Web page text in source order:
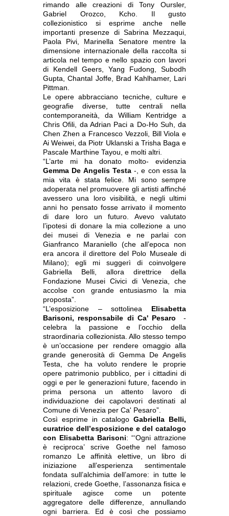
rimando alle creazioni di Tony Oursler,
Gabriel Orozco, Kcho. Il gusto
collezionistico si esprime anche nelle
importanti presenze di Sabrina Mezzaqui,
Paola Pivi, Marinella Senatore mentre la
dimensione internazionale della raccolta si
articola nel tempo e nello spazio con lavori
di Kendell Geers, Yang Fudong, Subodh
Gupta, Chantal Joffe, Brad Kahlhamer, Lari
Pittman.
Le opere abbracciano tecniche, culture e
geografie diverse, tutte centrali nella
contemporaneità, da William Kentridge a
Chris Ofili, da Adrian Paci a Do-Ho Suh, da
Chen Zhen a Francesco Vezzoli, Bill Viola e
Ai Weiwei, da Piotr Uklanski a Trisha Baga e
Pascale Marthine Tayou, e molti altri.
“L’arte mi ha donato molto- evidenzia
Gemma De Angelis Testa-, e con essa la
mia vita è stata felice. Mi sono sempre
adoperata nel promuovere gli artisti affinché
avessero una loro visibilità, e negli ultimi
anni ho pensato fosse arrivato il momento
di dare loro un futuro. Avevo valutato
l’ipotesi di donare la mia collezione a uno
dei musei di Venezia e ne parlai con
Gianfranco Maraniello (che all’epoca non
era ancora il direttore del Polo Museale di
Milano); egli mi suggerì di coinvolgere
Gabriella Belli, allora direttrice della
Fondazione Musei Civici di Venezia, che
accolse con grande entusiasmo la mia
proposta”.
“L’esposizione – sottolinea Elisabetta
Barisoni, responsabile di Ca' Pesaro
-
celebra la passione e l’occhio della
straordinaria collezionista. Allo stesso tempo
è un’occasione per rendere omaggio alla
grande generosità di Gemma De Angelis
Testa, che ha voluto rendere le proprie
opere patrimonio pubblico, per i cittadini di
oggi e per le generazioni future, facendo in
prima persona un attento lavoro di
individuazione dei capolavori destinati al
Comune di Venezia per Ca' Pesaro”.
Così esprime in catalogo Gabriella Belli,
curatrice dell’esposizione e del catalogo
con Elisabetta Barisoni: “‘Ogni attrazione
è reciproca’ scrive Goethe nel famoso
romanzo Le affinità elettive, un libro di
iniziazione all’esperienza sentimentale
fondata sull’alchimia dell’amore: in tutte le
relazioni, crede Goethe, l’assonanza fisica e
spirituale agisce come un potente
aggregatore delle differenze, annullando
ogni barriera. Ed è così che possiamo